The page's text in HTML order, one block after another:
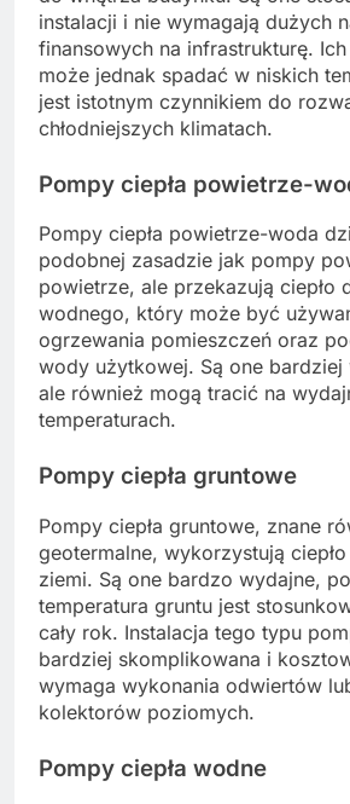
instalacji i nie wymagają dużych
finansowych na infrastrukturę.
może jednak spadać w niskich
jest istotnym czynnikiem do
chłodniejszych klimatach.
Pompy ciepła powietrze-
Pompy ciepła powietrze-woda
podobnej zasadzie jak pompy
powietrze, ale przekazują ciepło
wodnego, który może być
ogrzewania pomieszczeń oraz
wody użytkowej. Są one bardziej
ale również mogą tracić na
temperaturach.
Pompy ciepła gruntowe
Pompy ciepła gruntowe, znane
geotermalne, wykorzystują
ziemi. Są one bardzo wydajne,
temperatura gruntu jest
cały rok. Instalacja tego typu
bardziej skomplikowana i
wymaga wykonania odwiertów
kolektorów poziomych.
Pompy ciepła wodne